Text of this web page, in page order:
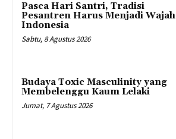
Pasca Hari Santri, Tradisi
Pesantren Harus Menjadi Wajah
Indonesia
Sabtu, 8 Agustus 2026
Budaya Toxic Masculinity yang
Membelenggu Kaum Lelaki
Jumat, 7 Agustus 2026